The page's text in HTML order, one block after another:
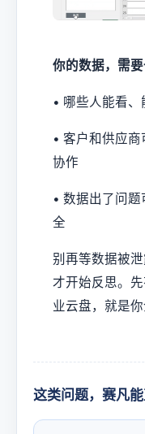
你的数据，需
• 哪些人能看
• 客户和供应
协作
• 数据出了问
全
别再等数据被
才开始反思。
业云盘，就是你
这类问题，赛凡